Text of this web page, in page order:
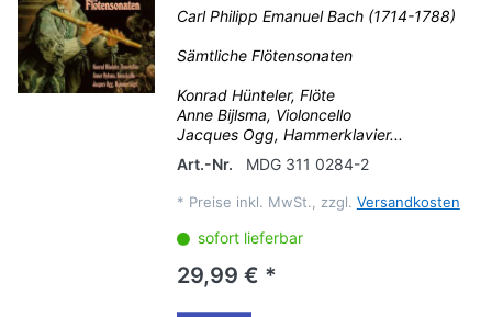
Carl Philipp Emanuel Bach (1714-1788)
Sämtliche Flötensonaten
Konrad Hünteler, Flöte
Anne Bijlsma, Violoncello
Jacques Ogg, Hammerklavier...
Art.-Nr.
MDG 311 0284-2
* Preise inkl. MwSt., zzgl. Versandkosten
sofort lieferbar
29,99 € *